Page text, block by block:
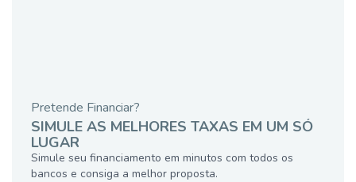
Pretende Financiar?
SIMULE AS MELHORES TAXAS EM UM SÓ
LUGAR
Simule seu financiamento em minutos com todos os
bancos e consiga a melhor proposta.